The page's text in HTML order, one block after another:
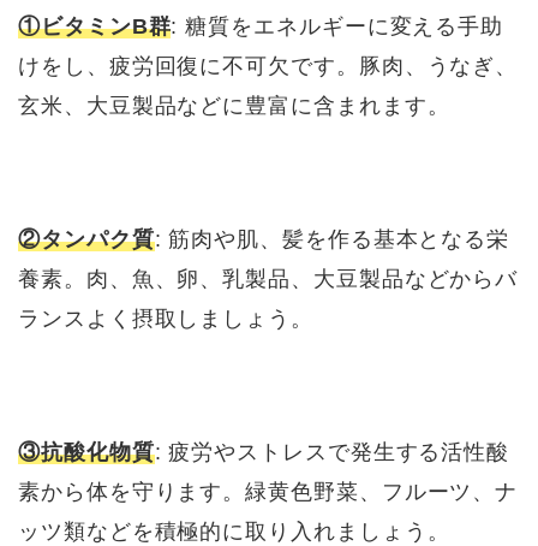
①ビタミンB群: 糖質をエネルギーに変える手助
けをし、疲労回復に不可欠です。豚肉、うなぎ、
玄米、大豆製品などに豊富に含まれます。
②タンパク質: 筋肉や肌、髪を作る基本となる栄
養素。肉、魚、卵、乳製品、大豆製品などからバ
ランスよく摂取しましょう。
③抗酸化物質: 疲労やストレスで発生する活性酸
素から体を守ります。緑黄色野菜、フルーツ、ナ
ッツ類などを積極的に取り入れましょう。